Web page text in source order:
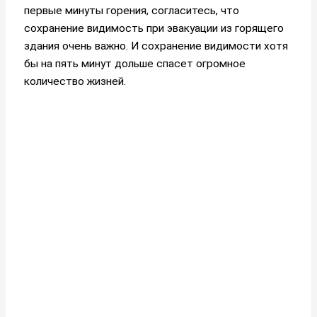
первые минуты горения, согласитесь, что
сохранение видимость при эвакуации из горящего
здания очень важно. И сохранение видимости хотя
бы на пять минут дольше спасет огромное
количество жизней.